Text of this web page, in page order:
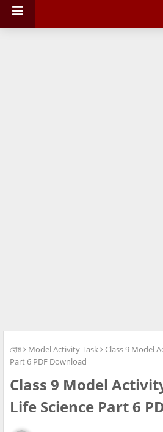
হোম Model Activity Task
Class 9 Model
Part 6 PDF Download
Class 9 Model
Life Science Part 6